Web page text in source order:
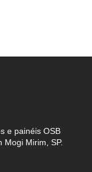
e painéis OSB
Mirim, SP.